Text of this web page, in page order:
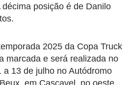
posição é de Danilo
2025 da Copa Truck
marcada e será realizada no
a 13 de julho no Autódromo